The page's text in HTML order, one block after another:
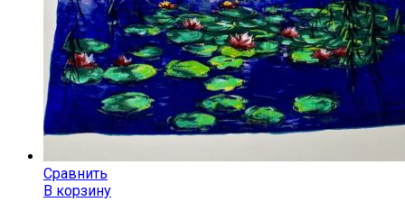
Сравнить
В корзину